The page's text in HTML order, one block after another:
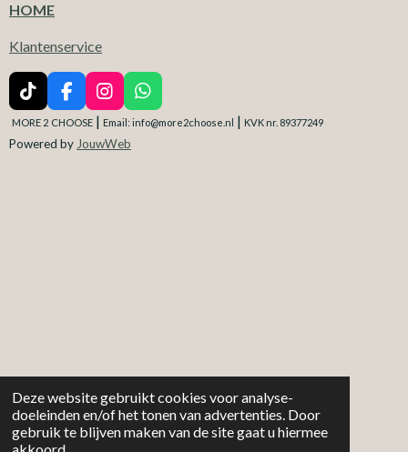
Deze website gebruikt cookies voor analyse-
doeleinden en/of het tonen van advertenties. Door
gebruik te blijven maken van de site gaat u hiermee
HOME
Klantenservice
T
i
T
F
a
e
I
n
t
W
h
MORE 2 CHOOSE | Email: info@more2choose.nl | KVK nr. 89377249
Powered by JouwWeb